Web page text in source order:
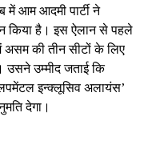
आम आदमी पार्टी ने
किया है। इस ऐलान से पहले
असम की तीन सीटों के लिए
उसने उम्मीद जताई कि
इन्क्लूसिव अलायंस’
देगा।